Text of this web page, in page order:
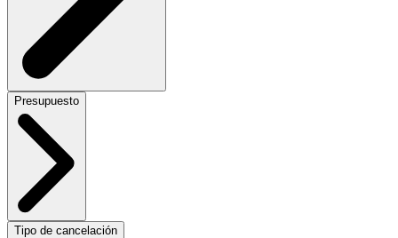
Presupuesto
Tipo de cancelación